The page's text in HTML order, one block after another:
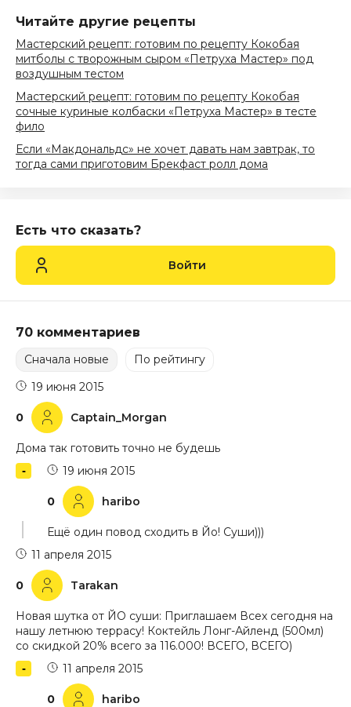
Читайте другие рецепты
Мастерский рецепт: готовим по рецепту Кокобая
митболы с творожным сыром «Петруха Мастер» под
воздушным тестом
Мастерский рецепт: готовим по рецепту Кокобая
сочные куриные колбаски «Петруха Мастер» в тесте
фило
Если «Макдональдс» не хочет давать нам завтрак, то
тогда сами приготовим Брекфаст ролл дома
Есть что сказать?
Войти
70 комментариев
Сначала новые По рейтингу
0 Captain_Morgan
19 июня 2015
Дома так готовить точно не будешь
0 haribo
19 июня 2015
Ещё один повод сходить в Йо! Суши)))
0 Tarakan
11 апреля 2015
Новая шутка от ЙО суши: Приглашаем Всех сегодня на
нашу летнюю террасу! Коктейль Лонг-Айленд (500мл)
со скидкой 20% всего за 116.000! ВСЕГО, ВСЕГО)
0 haribo
11 апреля 2015